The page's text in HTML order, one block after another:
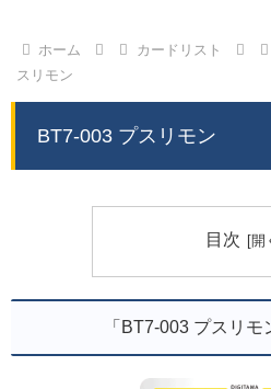
ホーム カードリスト
スリモン
BT7-003 プスリモン
目次
「BT7-003 プスリ